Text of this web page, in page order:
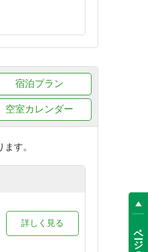
詳しく見る
詳しく見る
詳しく見る
す。
宿泊プラン
空室カレンダー
詳しく見る